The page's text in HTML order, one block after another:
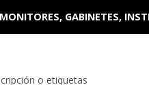
GABINETES,